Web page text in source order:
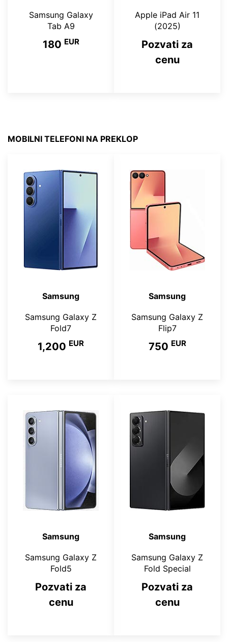
Samsung Galaxy
Tab A9
180 EUR
Apple iPad Air 11
(2025)
Pozvati za
cenu
MOBILNI TELEFONI NA PREKLOP
Samsung
Samsung Galaxy Z
Fold7
1,200 EUR
Samsung
Samsung Galaxy Z
Flip7
750 EUR
Samsung
Samsung Galaxy Z
Fold5
Pozvati za
cenu
Samsung
Samsung Galaxy Z
Fold Special
Pozvati za
cenu